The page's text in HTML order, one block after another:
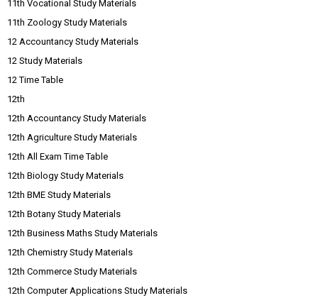
11th Vocational Study Materials
11th Zoology Study Materials
12 Accountancy Study Materials
12 Study Materials
12 Time Table
12th
12th Accountancy Study Materials
12th Agriculture Study Materials
12th All Exam Time Table
12th Biology Study Materials
12th BME Study Materials
12th Botany Study Materials
12th Business Maths Study Materials
12th Chemistry Study Materials
12th Commerce Study Materials
12th Computer Applications Study Materials